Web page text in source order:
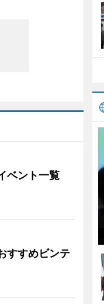
ベント一覧
すすめビンテ